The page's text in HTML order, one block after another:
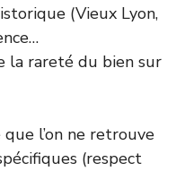
(Vieux Lyon,
la rareté du bien sur
l’on ne retrouve
(respect